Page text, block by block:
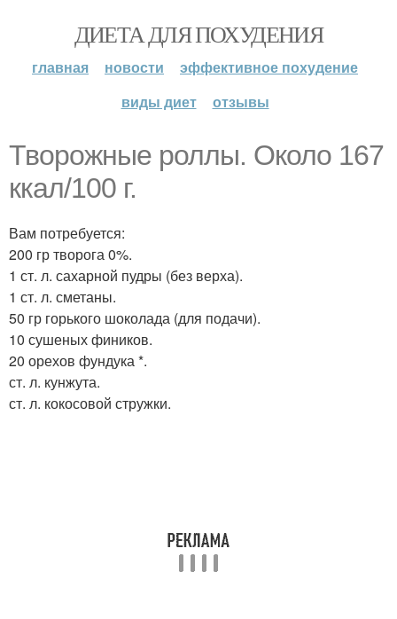
ДИЕТА ДЛЯ ПОХУДЕНИЯ
главная новости
эффективное похудение
виды диет
отзывы
Творожные роллы. Около 167
ккал/100 г.
Вам потребуется:
200 гр творога 0%.
1 ст. л. сахарной пудры (без верха).
1 ст. л. сметаны.
50 гр горького шоколада (для подачи).
10 сушеных фиников.
20 орехов фундука *.
ст. л. кунжута.
ст. л. кокосовой стружки.